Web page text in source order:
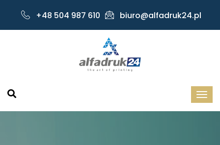
+48 504 987 610 biuro@alfadruk24.pl